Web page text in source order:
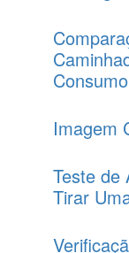
Imagem
Teste de
Tirar